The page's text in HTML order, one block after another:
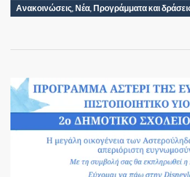
Ανακοινώσεις,Νέα,Προγράμματα και